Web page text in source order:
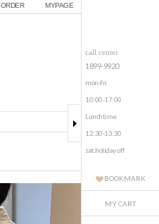
ORDER MYPAGE
call center.
1899-9920
mon-fri
10:00-17:00
Lunchtime
12:30-13:30
sat.holiday off
BOOKMARK
MY CART